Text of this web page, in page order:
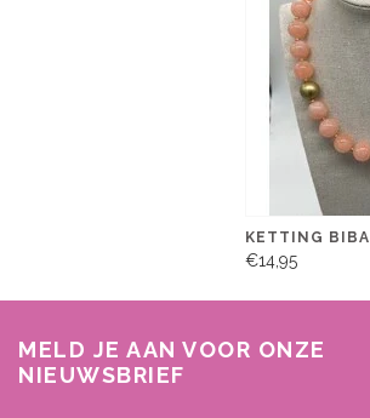
KETTING BIBA
€14,95
MELD JE AAN VOOR ONZE
NIEUWSBRIEF